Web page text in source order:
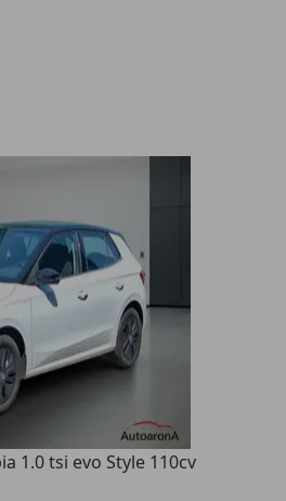
1.0 tsi evo Style 110cv